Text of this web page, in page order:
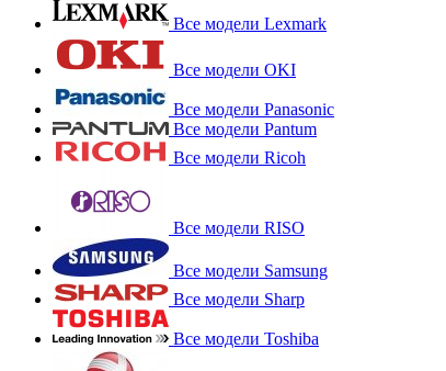
Все модели Lexmark
Все модели OKI
Все модели Panasonic
Все модели Pantum
Все модели Ricoh
Все модели RISO
Все модели Samsung
Все модели Sharp
Все модели Toshiba